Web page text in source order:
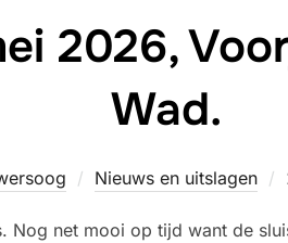
2026,
Wad.
Nieuws en uitslagen
Nog net mooi op tijd want de